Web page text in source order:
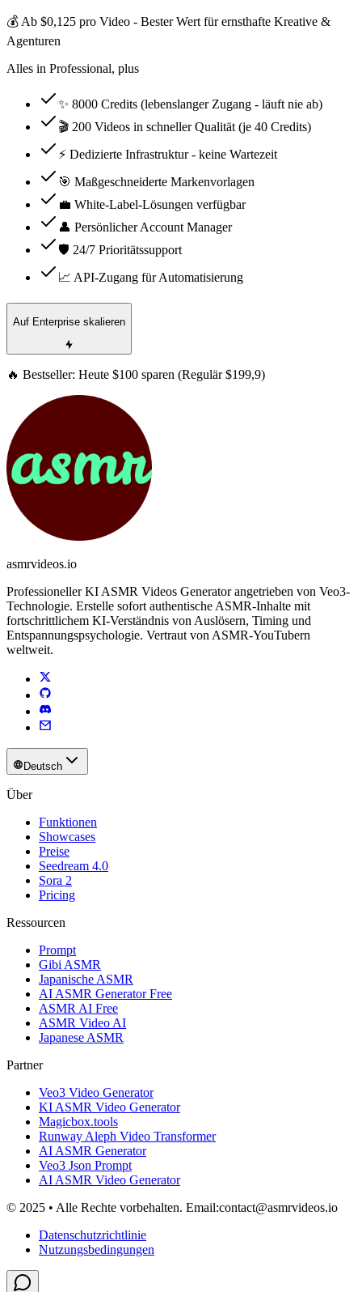
💰 Ab $0,125 pro Video - Bester Wert für ernsthafte Kreative &
Agenturen
Alles in Professional, plus
✨ 8000 Credits (lebenslanger Zugang - läuft nie ab)
🎬 200 Videos in schneller Qualität (je 40 Credits)
⚡ Dedizierte Infrastruktur - keine Wartezeit
🎯 Maßgeschneiderte Markenvorlagen
💼 White-Label-Lösungen verfügbar
👤 Persönlicher Account Manager
🛡️ 24/7 Prioritätssupport
📈 API-Zugang für Automatisierung
Auf Enterprise skalieren
🔥 Bestseller: Heute $100 sparen (Regulär $199,9)
asmrvideos.io
Professioneller KI ASMR Videos Generator angetrieben von Veo3-
Technologie. Erstelle sofort authentische ASMR-Inhalte mit
fortschrittlichem KI-Verständnis von Auslösern, Timing und
Entspannungspsychologie. Vertraut von ASMR-YouTubern
weltweit.
Deutsch
Über
Funktionen
Showcases
Preise
Seedream 4.0
Sora 2
Pricing
Ressourcen
Prompt
Gibi ASMR
Japanische ASMR
AI ASMR Generator Free
ASMR AI Free
ASMR Video AI
Japanese ASMR
Partner
Veo3 Video Generator
KI ASMR Video Generator
Magicbox.tools
Runway Aleph Video Transformer
AI ASMR Generator
Veo3 Json Prompt
AI ASMR Video Generator
© 2025 • Alle Rechte vorbehalten. Email:contact@asmrvideos.io
Datenschutzrichtlinie
Nutzungsbedingungen